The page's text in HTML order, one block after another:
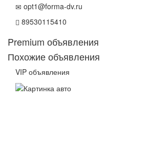
opt1@forma-dv.ru
89530115410
Premium объявления
Похожие объявления
VIP объявления